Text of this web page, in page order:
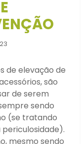
de elevação de
são
de serem
sendo
(se tratando
mesmo sendo